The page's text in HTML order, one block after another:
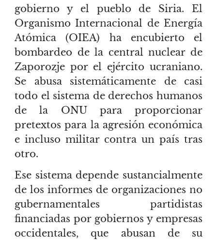
gobierno y el pueblo de Siria. El
Organismo Internacional de Energía
Atómica (OIEA) ha encubierto el
bombardeo de la central nuclear de
Zaporozje por el ejército ucraniano.
Se abusa sistemáticamente de casi
todo el sistema de derechos humanos
de la ONU para proporcionar
pretextos para la agresión económica
e incluso militar contra un país tras
otro.
Ese sistema depende sustancialmente
de los informes de organizaciones no
gubernamentales partidistas
financiadas por gobiernos y empresas
occidentales, que abusan de su